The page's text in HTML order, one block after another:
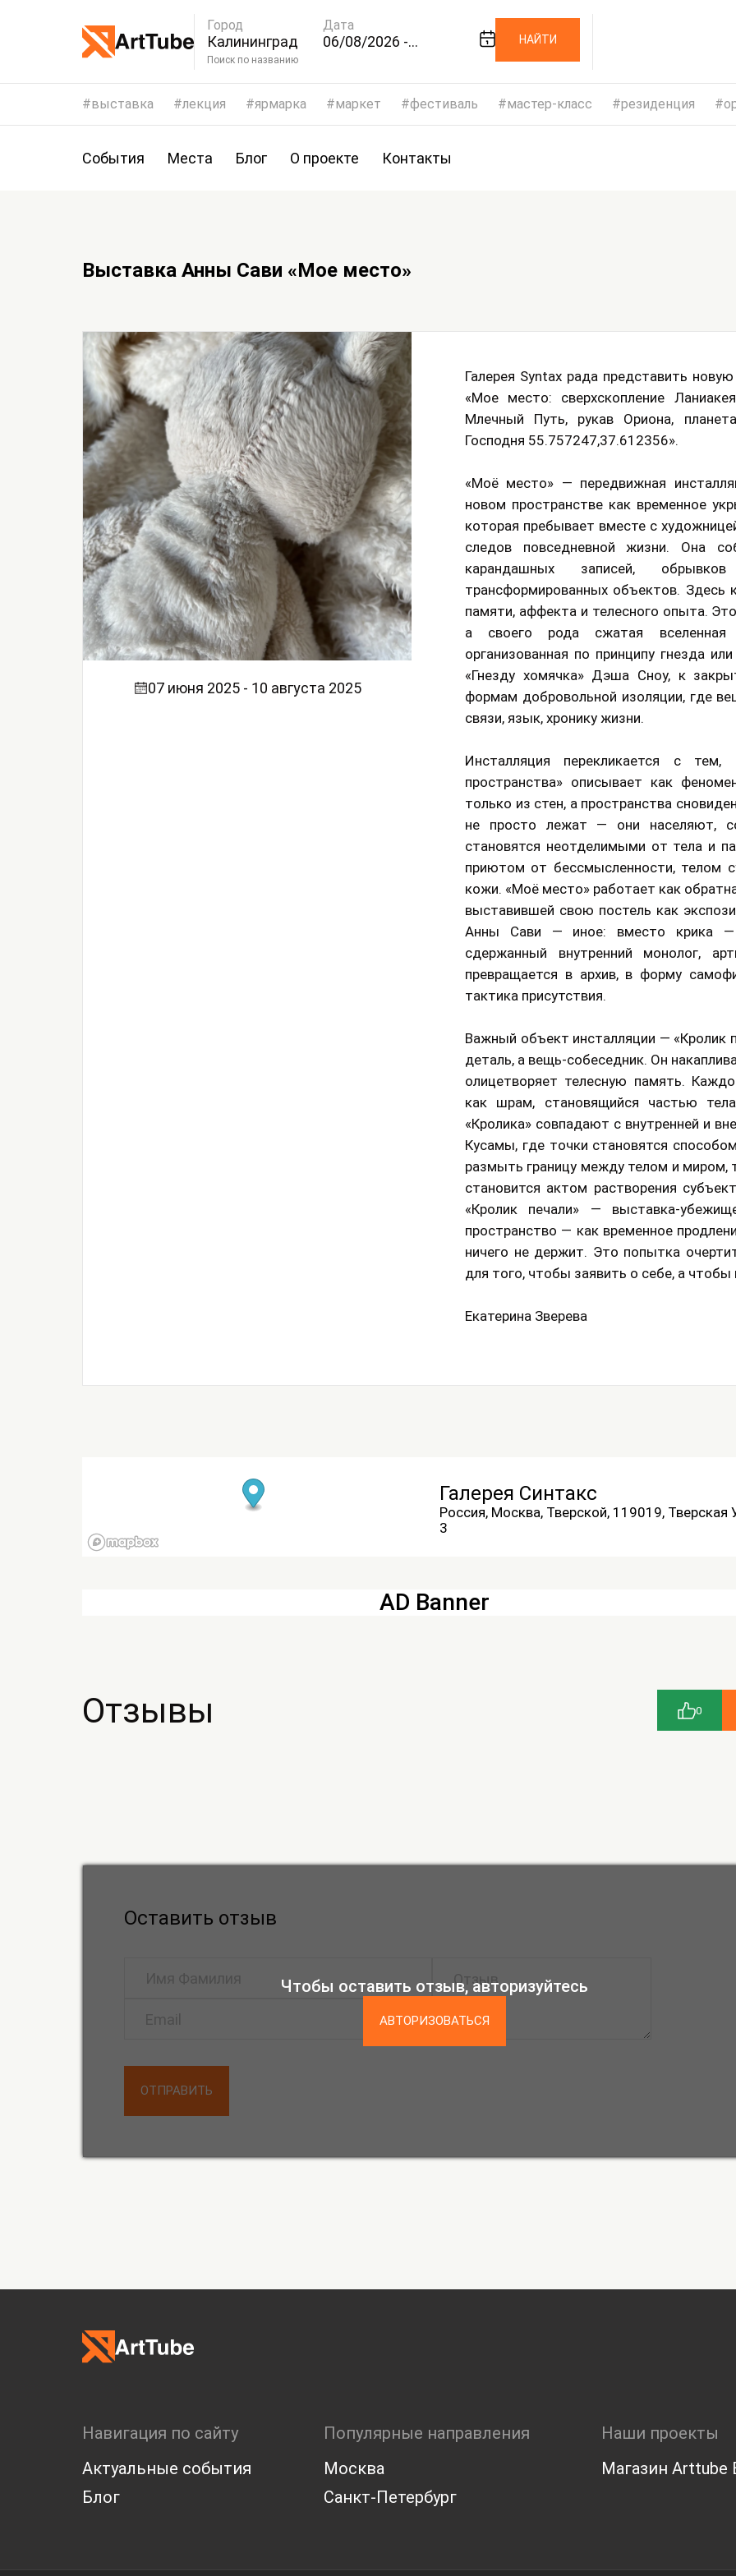
Город
Калининград
Дата
06/08/2026 -
Поиск по названию
НАЙТИ
выставка лекция ярмарка маркет фестиваль мастер-класс резиденция
События Места Блог О проекте Контакты
Выставка Анны Сави «Мое место»
07 июня 2025 - 10 августа 2025
Галерея Syntax рада представить
«Мое место: сверхскопление
Млечный Путь, рукав Ориона,
Господня 55.757247,37.612356».
«Моё место» — передвижная
новом пространстве как временное
которая пребывает вместе с
следов повседневной жизни. Она
карандашных записей,
трансформированных объектов. Здесь
памяти, аффекта и телесного опыта.
а своего рода сжатая вселенная
организованная по принципу гнезда
«Гнезду хомячка» Дэша Сноу, к
формам добровольной изоляции, где
связи, язык, хронику жизни.
Инсталляция перекликается с
пространства» описывает как
только из стен, а пространства
не просто лежат — они населяют,
становятся неотделимыми от тела и
приютом от бессмысленности, телом
кожи. «Моё место» работает как
выставившей свою постель как
Анны Сави — иное: вместо крика —
сдержанный внутренний монолог,
превращается в архив, в форму
тактика присутствия.
Важный объект инсталляции — «Кролик
деталь, а вещь-собеседник. Он
олицетворяет телесную память.
как шрам, становящийся частью
«Кролика» совпадают с внутренней и
Кусамы, где точки становятся
размыть границу между телом и миром,
становится актом растворения
«Кролик печали» — выставка-
пространство — как временное
ничего не держит. Это попытка
для того, чтобы заявить о себе, а чтобы
Екатерина Зверева
Галерея Синтакс
Россия, Москва, Тверской, 119019, Тверская
3
AD Banner
Отзывы 0
Чтобы оставить отзыв, авторизуйтесь
АВТОРИЗОВАТЬСЯ
Оставить отзыв
ОТПРАВИТЬ
Навигация по сайту
Актуальные события
Блог
Популярные направления
Москва
Санкт-Петербург
Наши проекты
Магазин Arttube